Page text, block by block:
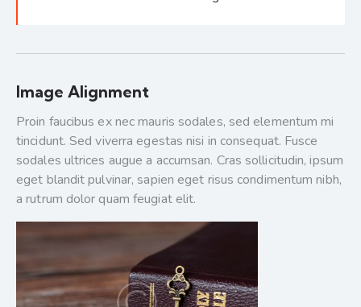
Image Alignment
Proin faucibus ex nec mauris sodales, sed elementum mi
tincidunt. Sed viverra egestas nisi in consequat. Fusce
sodales ultrices augue a accumsan. Cras sollicitudin, ipsum
eget blandit pulvinar, sapien eget risus condimentum nibh,
a rutrum dolor quam feugiat elit.